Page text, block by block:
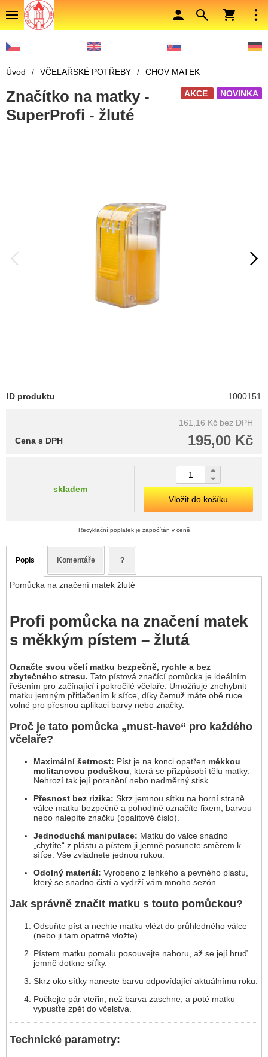
Úvod / VČELAŘSKÉ POTŘEBY / CHOV MATEK
NOVINKA
AKCE
Značítko na matky -
SuperProfi - žluté
ID produktu 1000151
161,16 Kč bez DPH
195,00 Kč
Cena s DPH
skladem
Vložit do košíku
Recyklační poplatek je započítán v ceně
Popis Komentáře ?
Pomůcka na značení matek žluté
Profi pomůcka na značení matek
s měkkým pístem – žlutá
Označte svou včelí matku bezpečně, rychle a bez
zbytečného stresu. Tato pístová značící pomůcka je ideálním
řešením pro začínající i pokročilé včelaře. Umožňuje znehybnit
matku jemným přitlačením k síťce, díky čemuž máte obě ruce
volné pro přesnou aplikaci barvy nebo značky.
Proč je tato pomůcka „must-have“ pro každého
včelaře?
Maximální šetrnost: Píst je na konci opatřen měkkou
molitanovou poduškou, která se přizpůsobí tělu matky.
Nehrozí tak její poranění nebo nadměrný stisk.
Přesnost bez rizika: Skrz jemnou síťku na horní straně
válce matku bezpečně a pohodlně označíte fixem, barvou
nebo nalepíte značku (opalitové číslo).
Jednoduchá manipulace: Matku do válce snadno
„chytíte“ z plástu a pístem ji jemně posunete směrem k
síťce. Vše zvládnete jednou rukou.
Odolný materiál: Vyrobeno z lehkého a pevného plastu,
který se snadno čistí a vydrží vám mnoho sezón.
Jak správně značit matku s touto pomůckou?
Odsuňte píst a nechte matku vlézt do průhledného válce
(nebo ji tam opatrně vložte).
Pístem matku pomalu posouvejte nahoru, až se její hruď
jemně dotkne síťky.
Skrz oko síťky naneste barvu odpovídající aktuálnímu roku.
Počkejte pár vteřin, než barva zaschne, a poté matku
vypusťte zpět do včelstva.
Technické parametry: